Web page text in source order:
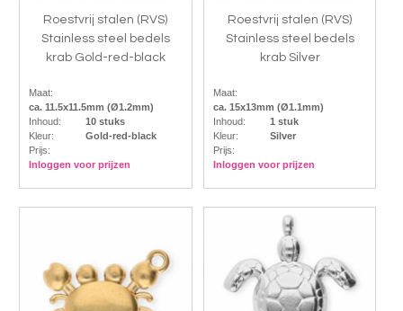
Roestvrij stalen (RVS)
Stainless steel bedels
krab Gold-red-black
Maat:
ca. 11.5x11.5mm (Ø1.2mm)
Inhoud:
10 stuks
Kleur:
Gold-red-black
Prijs:
Inloggen voor prijzen
Roestvrij stalen (RVS)
Stainless steel bedels
krab Silver
Maat:
ca. 15x13mm (Ø1.1mm)
Inhoud:
1 stuk
Kleur:
Silver
Prijs:
Inloggen voor prijzen